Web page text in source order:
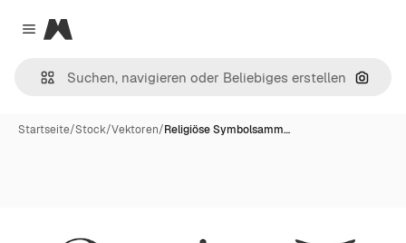
Close menu
Magnific
Nach
Startseite/Stock/Vektoren/Religiöse Symbolsamm…